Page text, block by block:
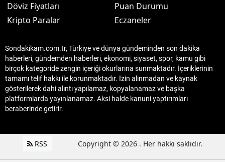
Döviz Fiyatları
Kripto Paralar
Puan Durumu
Eczaneler
Sondakikam.com.tr, Türkiye ve dünya gündeminden son dakika
haberleri, gündemden haberleri, ekonomi, siyaset, spor, kamu gibi
birçok kategoride zengin içeriği okurlarına sunmaktadır. İçeriklerinin
tamamı telif hakkı ile korunmaktadır. İzin alınmadan ve kaynak
gösterilerek dahi alıntı yapılamaz, kopyalanamaz ve başka
platformlarda yayınlanamaz. Aksi halde kanuni yaptırımları
beraberinde getirir.
RSS Copyright © 2026 . Her hakkı saklıdır.